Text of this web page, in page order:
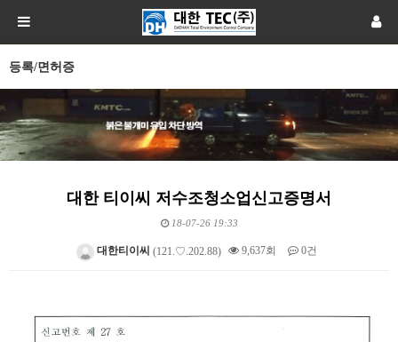
등록/면허증
대한 티이씨 저수조청소업신고증명서
18-07-26 19:33
대한티이씨 (121.♡.202.88) 9,637회 0건